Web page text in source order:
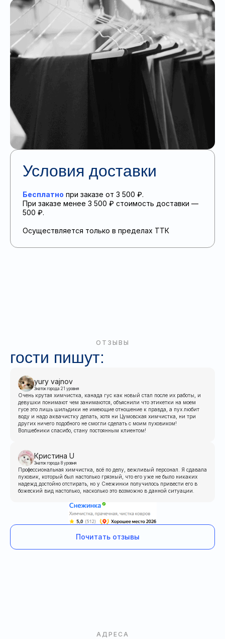
Условия доставки
Бесплатно при заказе от 3 500 ₽.
При заказе менее 3 500 ₽ стоимость доставки —
500 ₽.
Осуществляется только в пределах ТТК
ОТЗЫВЫ
гости пишут:
yury vajnov
Знаток города 21 уровня
Очень крутая химчистка, канада гус как новый стал после их работы, и
девушки понимают чем занимаются, объяснили что этикетки на моем
гусе это лишь шильдики не имеющие отношение к правда, а пух любит
воду и надо аквачистку делать, хотя ни Цумовская химчистка, ни три
других ничего подобного не смогли сделать с моим пуховиком!
Волшебники спасибо, стану постоянным клиентом!
Кристина U
Знаток города 8 уровня
Профессиональная химчистка, всё по делу, вежливый персонал. Я сдавала
пуховик, который был настолько грязный, что его уже не было никаких
надежд достойно отстирать, но у Снежинки получилось привести его в
божеский вид настолько, насколько это возможно в данной ситуации.
Почитать отзывы
АДРЕСА